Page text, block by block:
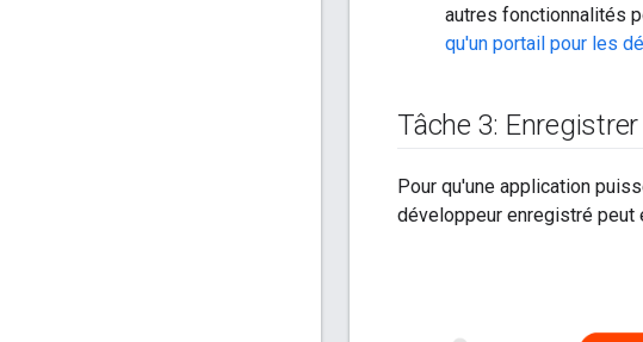
autres fonctionnalités
qu'un portail pour les
Tâche 3:
Pour qu'une application
développeur enregistré peut